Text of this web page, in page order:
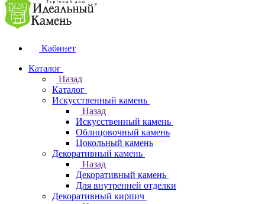
Кабинет
Каталог
Назад
Каталог
Искусственный камень
Назад
Искусственный камень
Облицовочный камень
Цокольный камень
Декоративный камень
Назад
Декоративный камень
Для внутренней отделки
Декоративный кирпич